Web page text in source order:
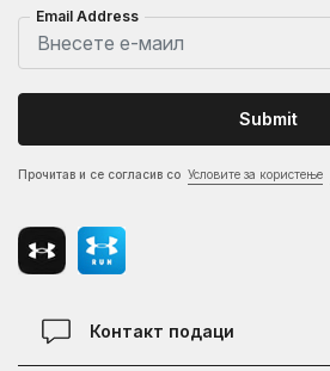
Email Address
Submit
Прочитав и се согласив со Условите за користење
Контакт подаци